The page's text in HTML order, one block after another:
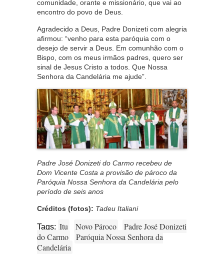
comunidade, orante e missionário, que vai ao
encontro do povo de Deus.
Agradecido a Deus, Padre Donizeti com alegria
afirmou: “venho para esta paróquia com o
desejo de servir a Deus. Em comunhão com o
Bispo, com os meus irmãos padres, quero ser
sinal de Jesus Cristo a todos. Que Nossa
Senhora da Candelária me ajude”.
Padre José Donizeti do Carmo recebeu de
Dom Vicente Costa a provisão de pároco da
Paróquia Nossa Senhora da Candelária pelo
período de seis anos
Créditos (fotos): Tadeu Italiani
Tags: Itu Novo Pároco
Padre José Donizeti
do Carmo
Paróquia Nossa Senhora da
Candelária